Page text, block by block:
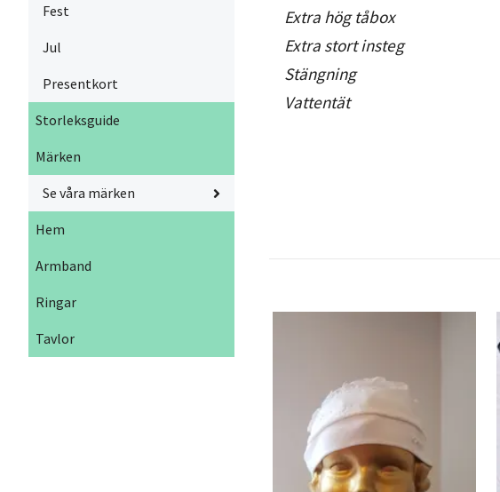
Fest
Jul
Presentkort
Storleksguide
Märken
Se våra märken
Hem
Armband
Ringar
Tavlor
Extra hög tåbox
Extra stort insteg
Stängning
Vattentät